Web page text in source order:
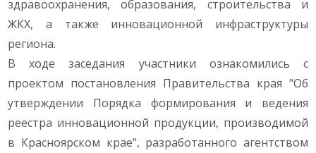
здравоохранения, образования, строительства и
ЖКХ, а также инновационной инфраструктуры
региона.
В ходе заседания участники ознакомились с
проектом постановления Правительства края "Об
утверждении Порядка формирования и ведения
реестра инновационной продукции, производимой
в Красноярском крае", разработанного агентством